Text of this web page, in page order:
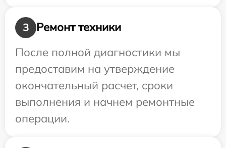
3
Ремонт техники
После полной диагностики мы
предоставим на утверждение
окончательный расчет, сроки
выполнения и начнем ремонтные
операции.